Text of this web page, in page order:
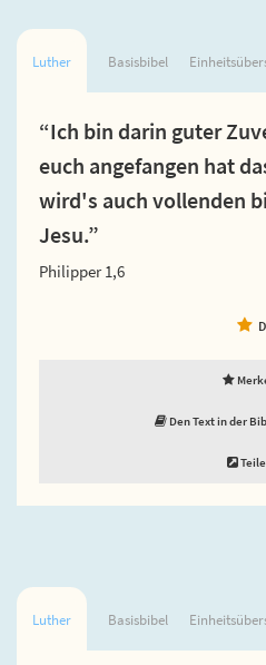
Luther Basisbibel
“Ich bin darin guter
euch angefangen hat
wird's auch vollenden
Jesu.”
Philipper 1,6
Den Text in der
Luther Basisbibel